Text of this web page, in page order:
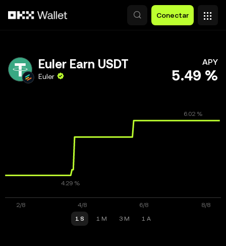
Conectar
Euler Earn USDT
Euler
APY
5.49 %
1 S 1 M 3 M 1 A